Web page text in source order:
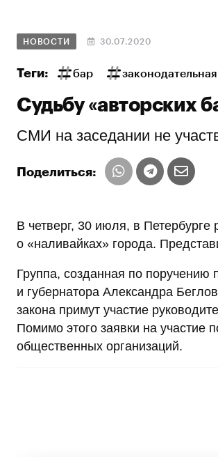
НОВОСТИ 30.07.2020
Теги: бар
Судьбу «авторских
СМИ на заседании не
Поделиться:
В четверг, 30 июля, в Петербурге
о «наливайках» города.
Группа, созданная по поручению
и губернатора Александра
закона примут участие
Помимо этого заявки на участие
общественных организаций.